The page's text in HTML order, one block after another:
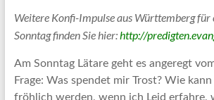
Weitere Konfi-Impulse aus Württemberg für
Sonntag finden Sie hier:http://
Am Sonntag Lätare geht es angeregt
Frage: Was spendet mir Trost? Wie
fröhlich werden, wenn ich Leid erfahre,